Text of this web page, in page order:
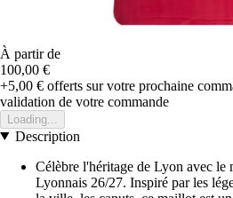
À partir de
100,00 €
+5,00 € offerts sur votre prochaine
validation de votre commande
Loading...
Description
Célèbre l'héritage de Lyon avec
Lyonnais 26/27. Inspiré par les